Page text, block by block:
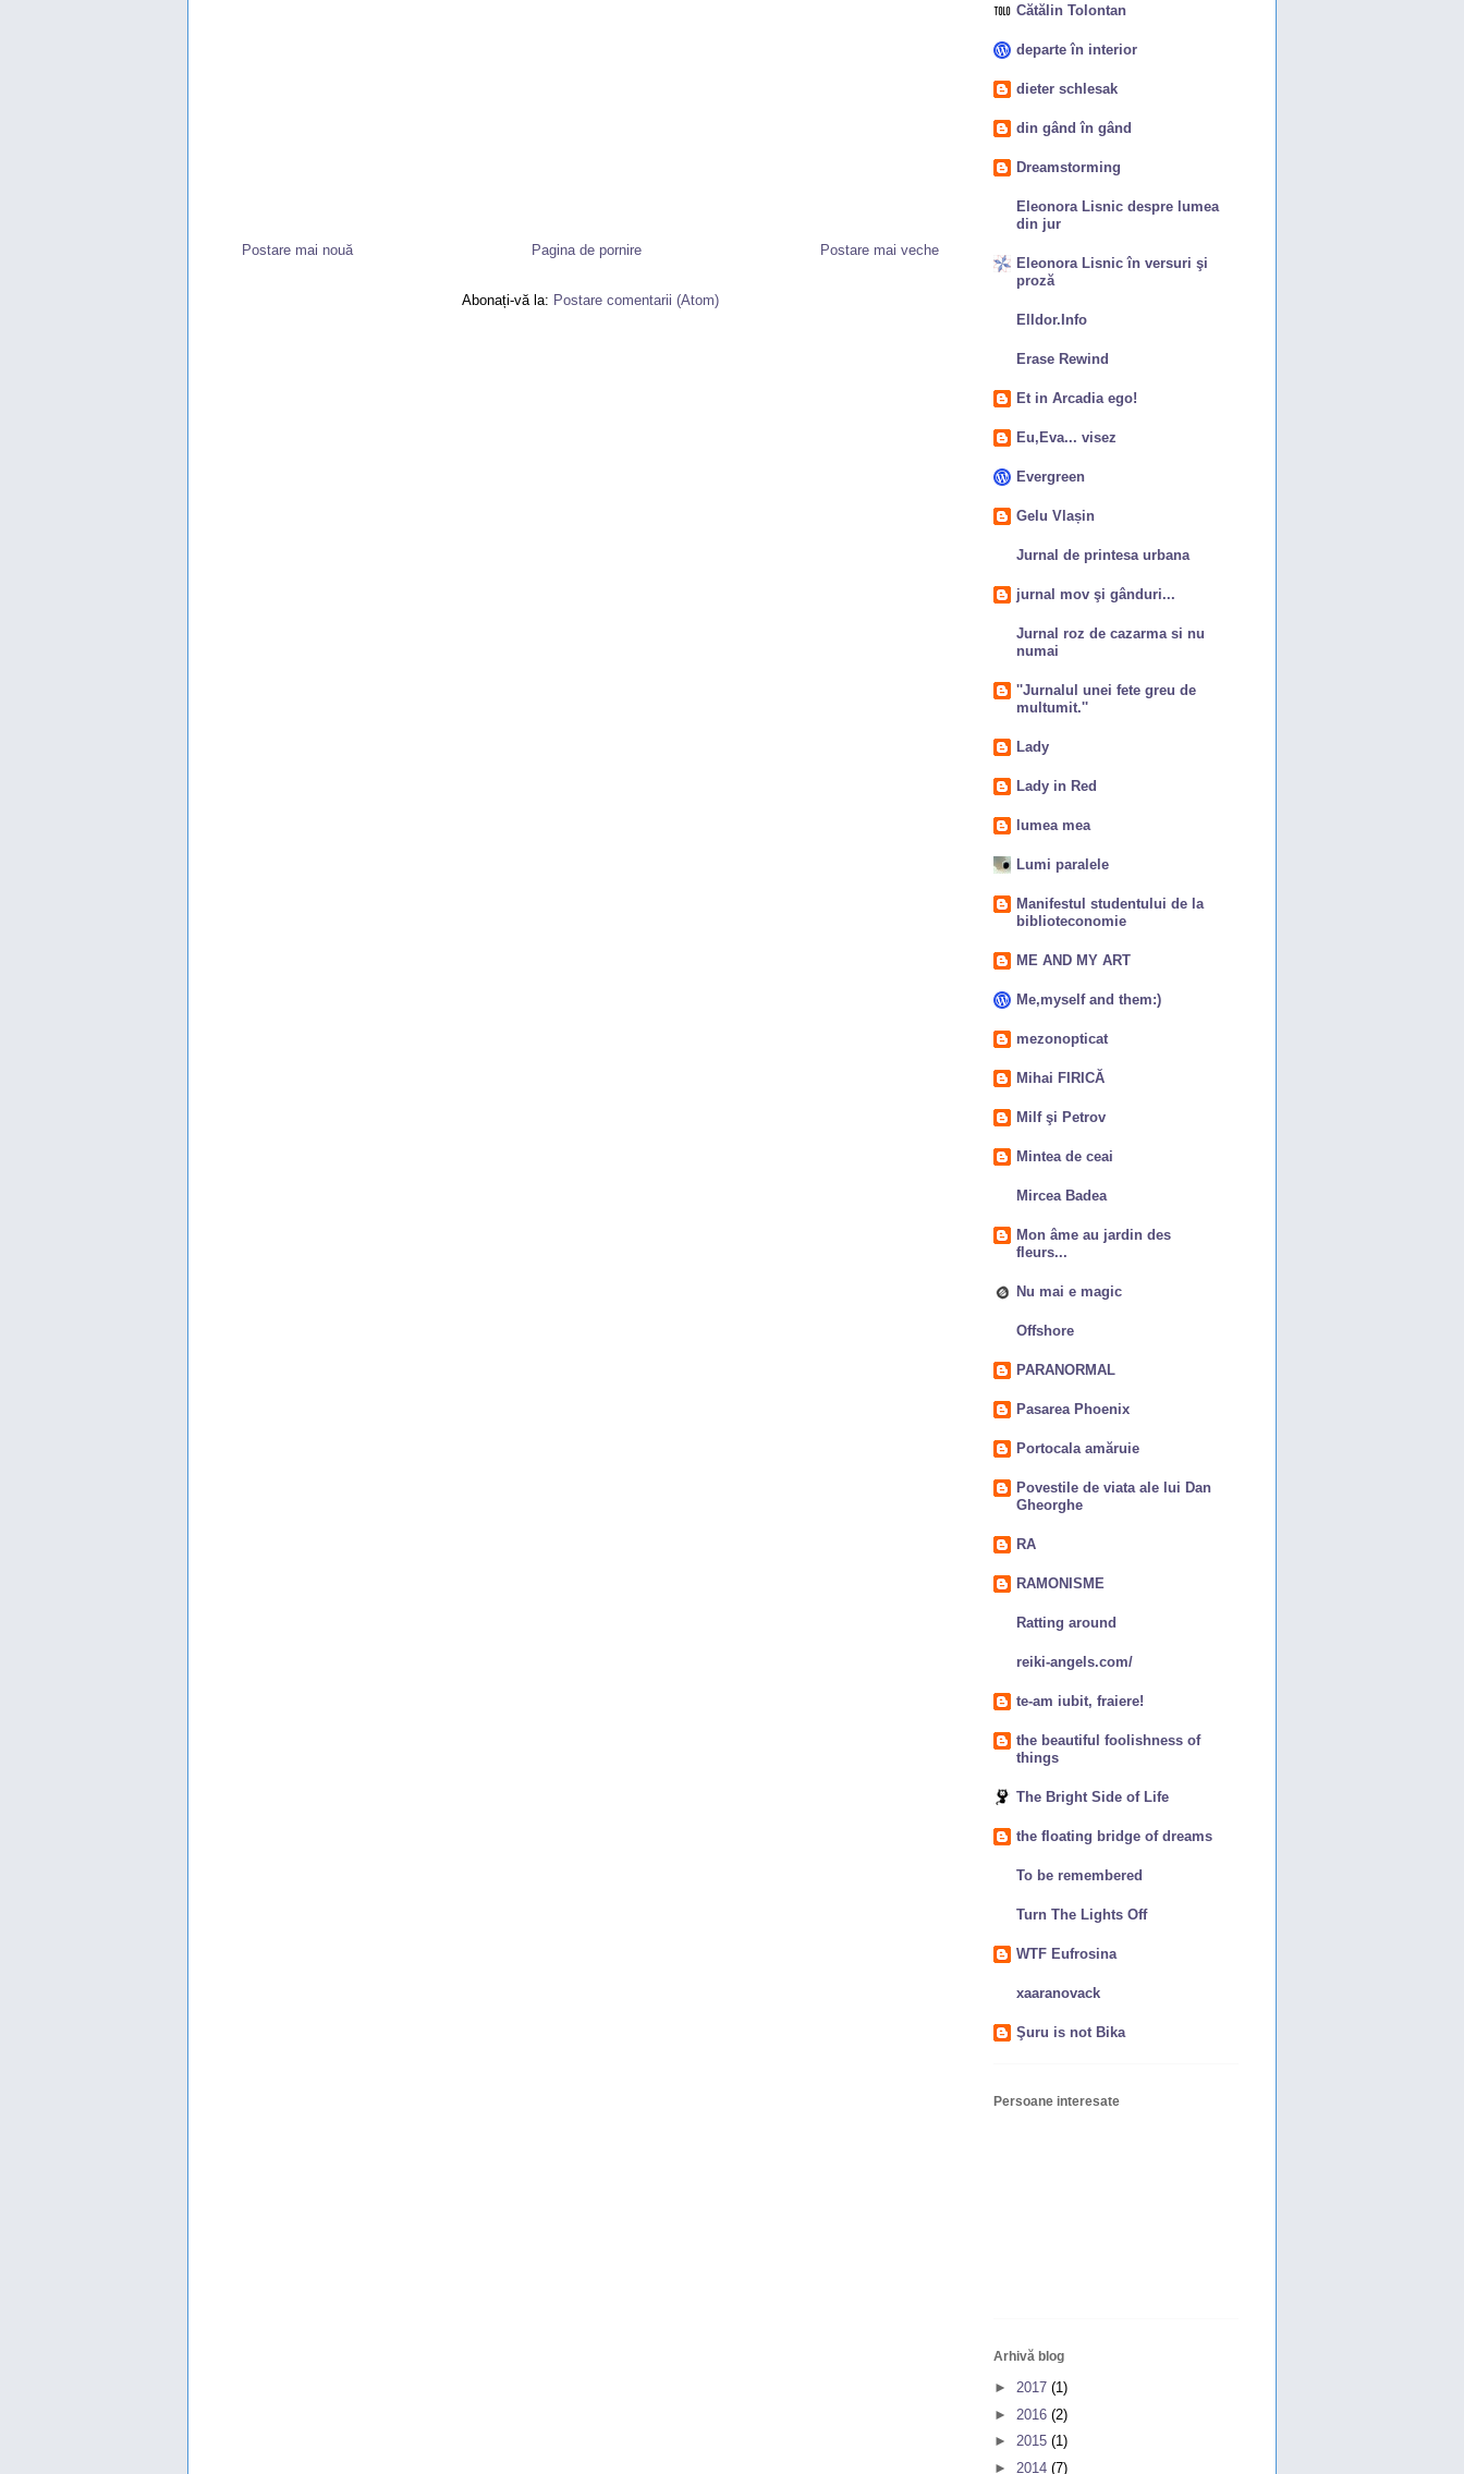
Postare mai nouă Postare mai veche
Pagina de pornire
Abonați-vă la: Postare comentarii (Atom)
Cătălin Tolontan
departe în interior
dieter schlesak
din gând în gând
Dreamstorming
Eleonora Lisnic despre lumea
din jur
Eleonora Lisnic în versuri şi
proză
Elldor.Info
Erase Rewind
Et in Arcadia ego!
Eu,Eva... visez
Evergreen
Gelu Vlașin
Jurnal de printesa urbana
jurnal mov şi gânduri...
Jurnal roz de cazarma si nu
numai
''Jurnalul unei fete greu de
multumit.''
Lady
Lady in Red
lumea mea
Lumi paralele
Manifestul studentului de la
biblioteconomie
ME AND MY ART
Me,myself and them:)
mezonopticat
Mihai FIRICĂ
Milf şi Petrov
Mintea de ceai
Mircea Badea
Mon âme au jardin des
fleurs...
Nu mai e magic
Offshore
PARANORMAL
Pasarea Phoenix
Portocala amăruie
Povestile de viata ale lui Dan
Gheorghe
RA
RAMONISME
Ratting around
reiki-angels.com/
te-am iubit, fraiere!
the beautiful foolishness of
things
The Bright Side of Life
the floating bridge of dreams
To be remembered
Turn The Lights Off
WTF Eufrosina
xaaranovack
Şuru is not Bika
Persoane interesate
Arhivă blog
► 2017 (1)
► 2016 (2)
► 2015 (1)
► 2014 (7)